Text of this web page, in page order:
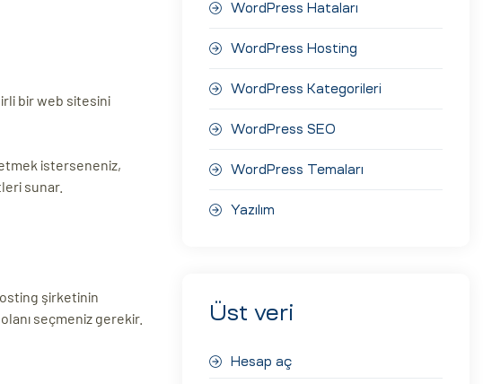
bir web sitesini
isterseneniz,
sunar.
şirketinin
seçmeniz gerekir.
WordPress Hataları
WordPress Hosting
WordPress Kategorileri
WordPress SEO
WordPress Temaları
Yazılım
Üst veri
Hesap aç